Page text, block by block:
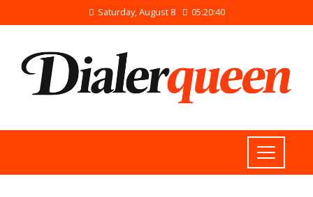
Saturday, August 8 05:20:41